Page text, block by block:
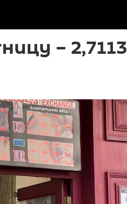
– 2,7113